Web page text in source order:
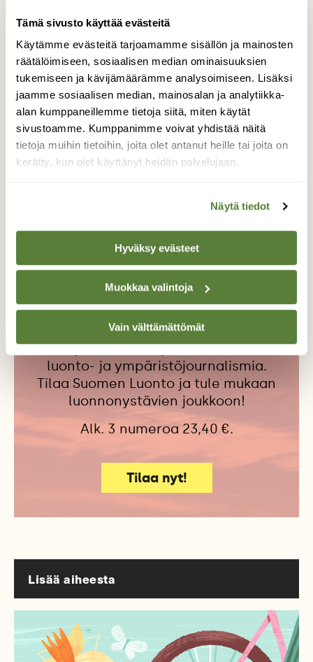
Tämä sivusto käyttää evästeitä
Käytämme evästeitä tarjoamamme sisällön ja mainosten
räätälöimiseen, sosiaalisen median ominaisuuksien
tukemiseen ja kävijämäärämme analysoimiseen. Lisäksi
jaamme sosiaalisen median, mainosalan ja analytiikka-
alan kumppaneillemme tietoja siitä, miten käytät
sivustoamme. Kumppanimme voivat yhdistää näitä
tietoja muihin tietoihin, joita olet antanut heille tai joita on
kerätty, kun olet käyttänyt heidän palvelujaan.
Näytä tiedot
Hyväksy evästeet
Muokkaa valintoja
Vain välttämättömät
O
Kuvitus
Oona Himanen
NEULOMINEN
Tilaa Suomen Luonto
Tue ajankohtaista ja asiantuntevaa
luonto- ja ympäristöjournalismia.
Tilaa Suomen Luonto ja tule mukaan
luonnonystävien joukkoon!
Alk. 3 numeroa 23,40 €.
Tilaa nyt!
Lisää aiheesta